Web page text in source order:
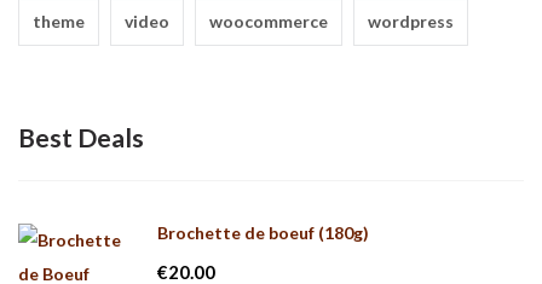
theme video woocommerce wordpress
Best Deals
Brochette de boeuf (180g)
€20.00